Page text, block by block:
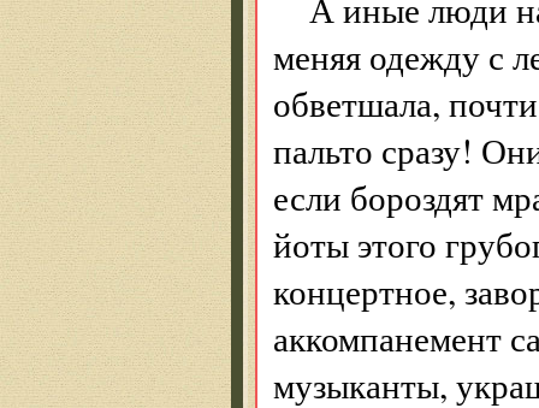
меняя одежду с
обветшала,
пальто сразу!
если бороздят
йоты этого
концертное,
аккомпанемент
музыканты,